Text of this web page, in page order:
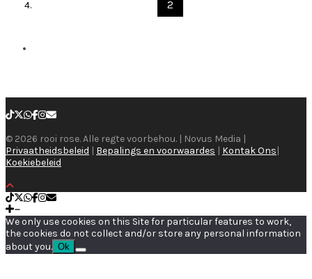
2
© 2026 rooi rose. Alle regte voorbehou. | Novus Media |
Privaatheidsbeleid | Bepalings en voorwaardes | Kontak Ons|
Koekiebeleid
We only use cookies on this Site for particular features to work,
the cookies do not collect and/or store any personal information
about you. Ok